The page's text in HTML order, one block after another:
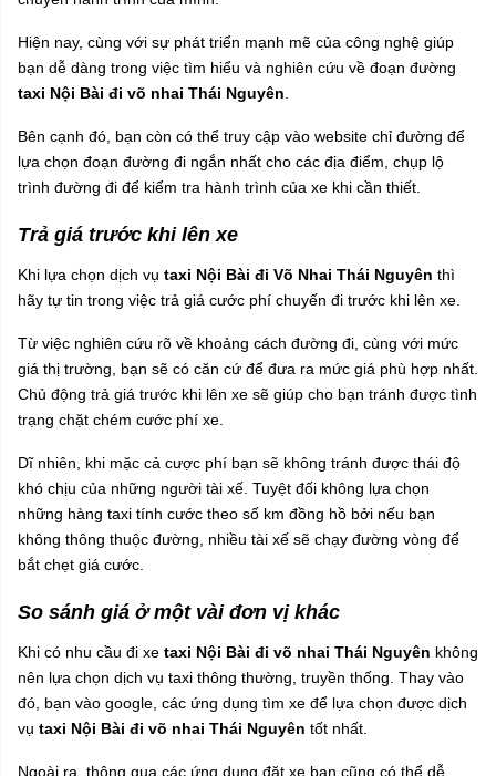
Hiện nay, cùng với sự phát triển mạnh mẽ của công nghệ giúp
bạn dễ dàng trong việc tìm hiểu và nghiên cứu về đoạn đường
taxi Nội Bài đi võ nhai Thái Nguyên
Bên cạnh đó, bạn còn có thể truy cập vào website chỉ đường để
lựa chọn đoạn đường đi ngắn nhất cho các địa điểm, chụp lộ
trình đường đi để kiểm tra hành trình của xe khi cần thiết.
Trả giá trước khi lên xe
Khi lựa chọn dịch vụ taxi Nội Bài đi Võ Nhai Thái Nguyên thì
hãy tự tin trong việc trả giá cước phí chuyến đi trước khi lên xe.
Từ việc nghiên cứu rõ về khoảng cách đường đi, cùng với mức
giá thị trường, bạn sẽ có căn cứ để đưa ra mức giá phù hợp nhất.
Chủ động trả giá trước khi lên xe sẽ giúp cho bạn tránh được tình
trạng chặt chém cước phí xe.
Dĩ nhiên, khi mặc cả cược phí bạn sẽ không tránh được thái độ
khó chịu của những người tài xế. Tuyệt đối không lựa chọn
những hàng taxi tính cước theo số km đồng hồ bởi nếu bạn
không thông thuộc đường, nhiều tài xế sẽ chạy đường vòng để
bắt chẹt giá cước.
So sánh giá ở một vài đơn vị khác
Khi có nhu cầu đi xe taxi Nội Bài đi võ nhai Thái Nguyên không
nên lựa chọn dịch vụ taxi thông thường, truyền thống. Thay vào
đó, bạn vào google, các ứng dụng tìm xe để lựa chọn được dịch
vụ taxi Nội Bài đi võ nhai Thái Nguyên tốt nhất.
Ngoài ra, thông qua các ứng dụng đặt xe bạn cũng có thể dễ